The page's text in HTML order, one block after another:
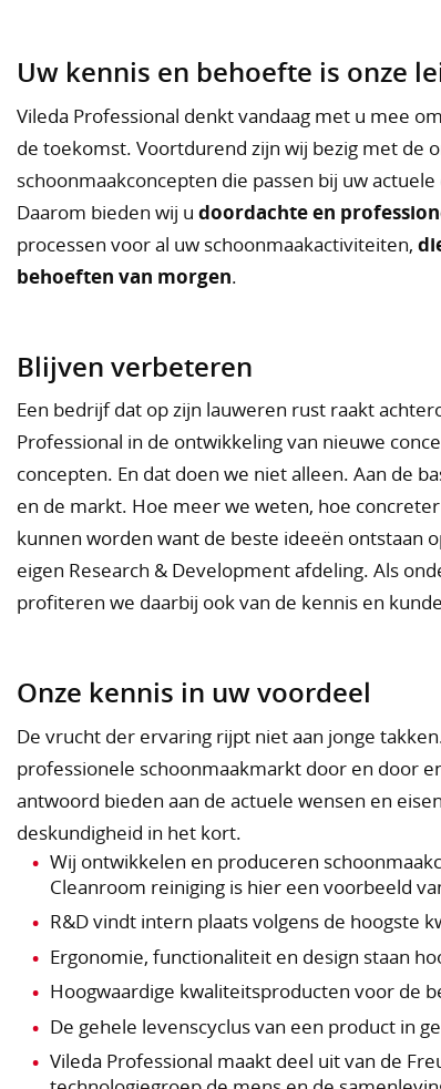
Uw kennis en behoefte is onze
Vileda Professional denkt vandaag met u mee
de toekomst. Voortdurend zijn wij bezig met de
schoonmaakconcepten die passen bij uw
Daarom bieden wij u doordachte en
processen voor al uw schoonmaakactiviteiten,
behoeften van morgen.
Blijven verbeteren
Een bedrijf dat op zijn lauweren rust raakt
Professional in de ontwikkeling van nieuwe
concepten. En dat doen we niet alleen. Aan de
en de markt. Hoe meer we weten, hoe
kunnen worden want de beste ideeën ontstaan
eigen Research & Development afdeling. Als
profiteren we daarbij ook van de kennis en
Onze kennis in uw voordeel
De vrucht der ervaring rijpt niet aan jonge
professionele schoonmaakmarkt door en door
antwoord bieden aan de actuele wensen en
deskundigheid in het kort.
Wij ontwikkelen en produceren
Cleanroom reiniging is hier een voorbeeld
R&D vindt intern plaats volgens de hoogste
Ergonomie, functionaliteit en design staan
Hoogwaardige kwaliteitsproducten voor de
De gehele levenscyclus van een product in
Vileda Professional maakt deel uit van de